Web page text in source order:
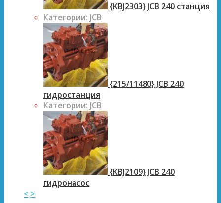
{KBJ2303} JCB 240 станция
Категории: JCB
{215/11480} JCB 240
гидростанция
Категории: JCB
{KBJ2109} JCB 240
гидронасос
< >